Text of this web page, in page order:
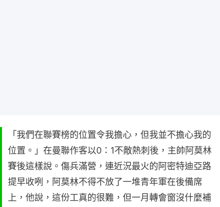
「我們在聯賽榜的位置令我擔心，但我並不擔心我的
位置。」在曼聯作客以0：1不敵熱刺後，主帥阿莫林
賽後這樣說。傷兵滿營，連近況最火的阿密特迪亞路
提早收咧，阿莫林不得不放了一堆青年軍在後備席
上，他說，這份工真的很難，但一月轉會窗沒什麼補